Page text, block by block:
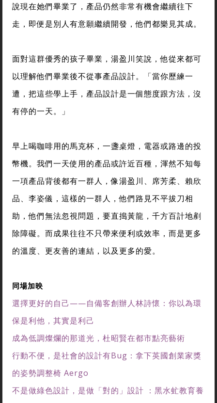
說現在她們畢業了，產品仍然非常有機會繼續往下
走，即便是別人有意願繼續開發，他們都樂見其成。
面對這群優秀的孩子畢業，湯盈川笑說，他從來都可
以理解他們畢業後不從事產品設計。「當你歷練一
遭，把這些學上手，產品設計是一個態度跟方法，沒
有停的一天。」
早上喝咖啡用的馬克杯，一盞桌燈，電器或路邊的投
幣機。我們一天使用的產品或許近百種，渾然不知每
一項產品背後都有一群人，像湯盈川、席芳柔、賴欣
品、李姿儀，這樣的一群人，他們路見不平拔刀相
助，他們無法忽視問題，要直搗黃龍，千方百計地剷
除障礙。而成果往往不只帶來便利或效率，而是更多
的溫度、更友善的連結，以及更多的愛。
同場加映
選擇更好的自己——自備客創辦人林詩懷：你以為環
保是利他，其實是利己
成為低調燦爛的那道光，杜昭賢在都市點亮藝術
行動不便，是社會的設計有Bug：拿下英國創業家獎
的姿勢調整椅 Aergo
不是做綠色設計，是做「對的」設計 ：黑水虻教育養